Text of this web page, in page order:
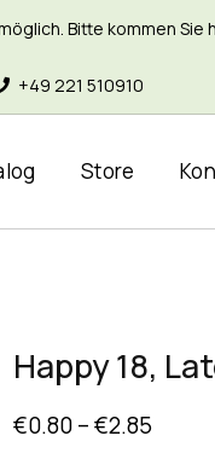
Bitte kommen Sie
+49 221 510910
Store
Happy 18,
€0.80–€2.85